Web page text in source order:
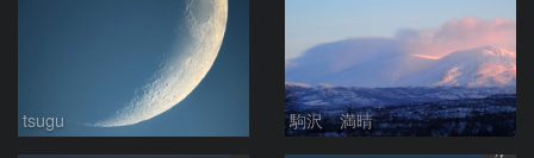
tsugu 駒沢 満晴